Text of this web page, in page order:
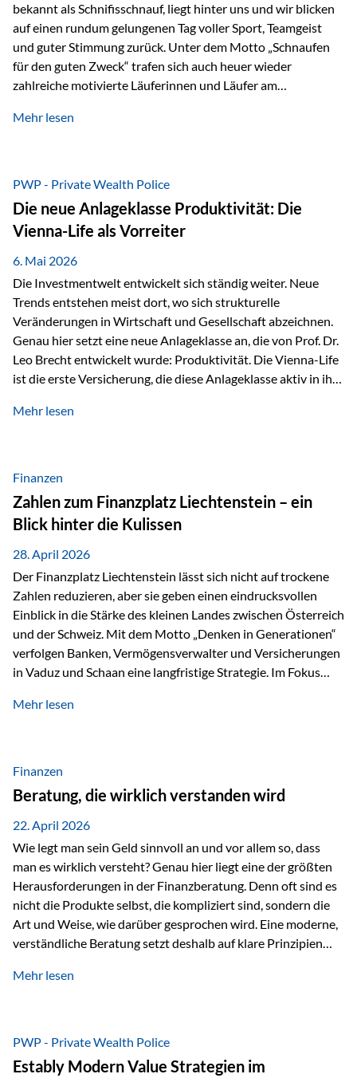
bekannt als Schnifisschnauf, liegt hinter uns und wir blicken
auf einen rundum gelungenen Tag voller Sport, Teamgeist
und guter Stimmung zurück. Unter dem Motto „Schnaufen
für den guten Zweck“ trafen sich auch heuer wieder
zahlreiche motivierte Läuferinnen und Läufer am
Höchstleistungen für einen guten Zweck zu erbringen. Mit
Mäder gesammelt werden konnten. Die anspruchsvolle
Strecke mit rund 4,8 Kilometern und 680 Höhenmetern
stellte die Teilnehmerinnen und Teilnehmer vor eine
sportliche Herausforderung. Doch…
Mehr lesen
PWP - Private Wealth Police
Die neue Anlageklasse Produktivität: Die
Vienna-Life als Vorreiter
6. Mai 2026
Die Investmentwelt entwickelt sich ständig weiter. Neue
Trends entstehen meist dort, wo sich strukturelle
Veränderungen in Wirtschaft und Gesellschaft abzeichnen.
Genau hier setzt eine neue Anlageklasse an, die von Prof. Dr.
Leo Brecht entwickelt wurde: Produktivität. Die Vienna-Life
ist die erste Versicherung, die diese Anlageklasse aktiv in ihre
Vorreiter. Warum auf das Thema Produktivität setzen? Die
Wirtschaftswachstum, verändern die Spielregeln für
Investoren. Produktivität adressiert genau diese
Herausforderungen, da wirtschaftliches Wachstum
langfristig durch Produktivitätssteigerung entsteht, also
durch die Fähigkeit von Unternehmen, mehr…
Mehr lesen
Finanzen
Zahlen zum Finanzplatz Liechtenstein – ein
Blick hinter die Kulissen
28. April 2026
Der Finanzplatz Liechtenstein lässt sich nicht auf trockene
Zahlen reduzieren, aber sie geben einen eindrucksvollen
Einblick in die Stärke des kleinen Landes zwischen Österreich
und der Schweiz. Mit dem Motto „Denken in Generationen“
verfolgen Banken, Vermögensverwalter und Versicherungen
in Vaduz und Schaan eine langfristige Strategie. Im Fokus
Marktzugang Liechtenstein hat sich in den letzten Jahren zu
verfügbaren Kennzahlen (Stand Ende 2024, veröffentlicht
2025/2026)…
Mehr lesen
Finanzen
Beratung, die wirklich verstanden wird
22. April 2026
Wie legt man sein Geld sinnvoll an und vor allem so, dass
man es wirklich versteht? Genau hier liegt eine der größten
Herausforderungen in der Finanzberatung. Denn oft sind es
nicht die Produkte selbst, die kompliziert sind, sondern die
Art und Weise, wie darüber gesprochen wird. Eine moderne,
verständliche Beratung setzt deshalb auf klare Prinzipien
fünf zentrale Faktoren: eine saubere Struktur, breite
diesem Thema liefern unter anderem die praxisnahen
Ansätze von Finanzexperte Klaus Rost, der seit vielen Jahren
Mehr lesen
PWP - Private Wealth Police
Estably Modern Value Strategien im